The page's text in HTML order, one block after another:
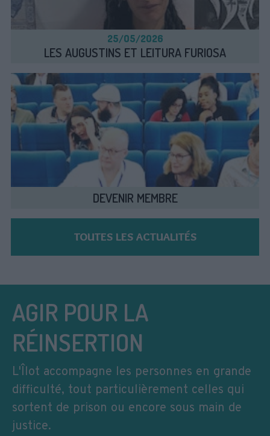
25/O5/2O26
LES AUGUSTINS ET LEITURA FURIOSA
DEVENIR MEMBRE
TOUTES LES ACTUALITÉS
AGIR POUR LA
RÉINSERTION
L'Îlot accompagne les personnes en grande
difficulté, tout particulièrement celles qui
sortent de prison ou encore sous main de
justice.